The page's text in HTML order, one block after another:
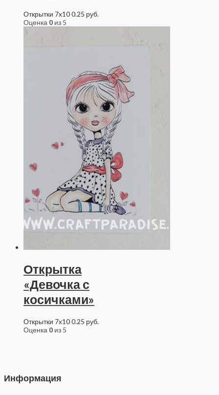
Открытки 7x100.25 руб.
Оценка 0 из 5
Открытка
«Девочка с
косичками»
Открытки 7x100.25 руб.
Оценка 0 из 5
Информация